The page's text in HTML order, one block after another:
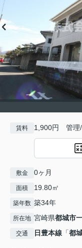
賃料 1,900円 管理/
敷金 0ヶ月
面積 19.80㎡
築年数 築34年
所在地 宮崎県都城市
交通 日豊本線 「都